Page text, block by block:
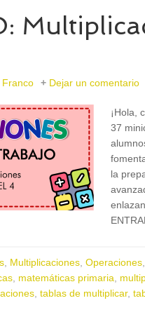
Franco Dejar un comentario
¡Hola,
37
la
Multiplicaciones Operaciones
matemáticas primaria
tablas de multiplicar,